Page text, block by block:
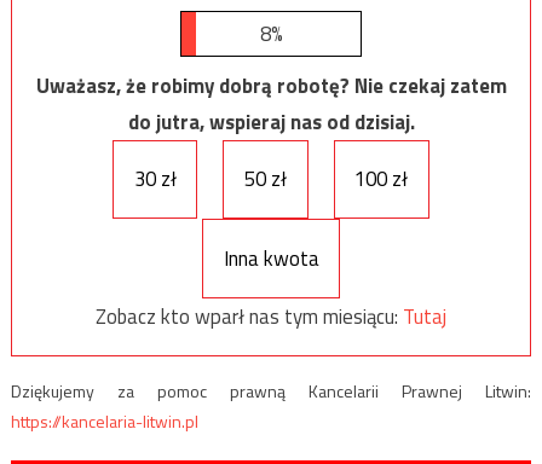
8%
Uważasz, że robimy dobrą robotę? Nie czekaj zatem
do jutra, wspieraj nas od dzisiaj.
30 zł
50 zł 100 zł
Inna kwota
Zobacz kto wparł nas tym miesiącu: Tutaj
Dziękujemy za pomoc prawną Kancelarii Prawnej Litwin:
https://kancelaria-litwin.pl